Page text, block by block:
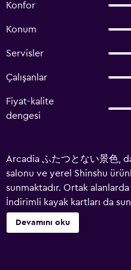
Konfor
Konum
Servisler
Çalışanlar
Fiyat-kalite
dengesi
Arcadia ふたつとない景色,
salonu ve yerel Shinshu
sunmaktadır. Ortak
İndirimli kayak kartları da
buzdolabı, elektrikli su
En-suite banyoda saç
Devamını oku